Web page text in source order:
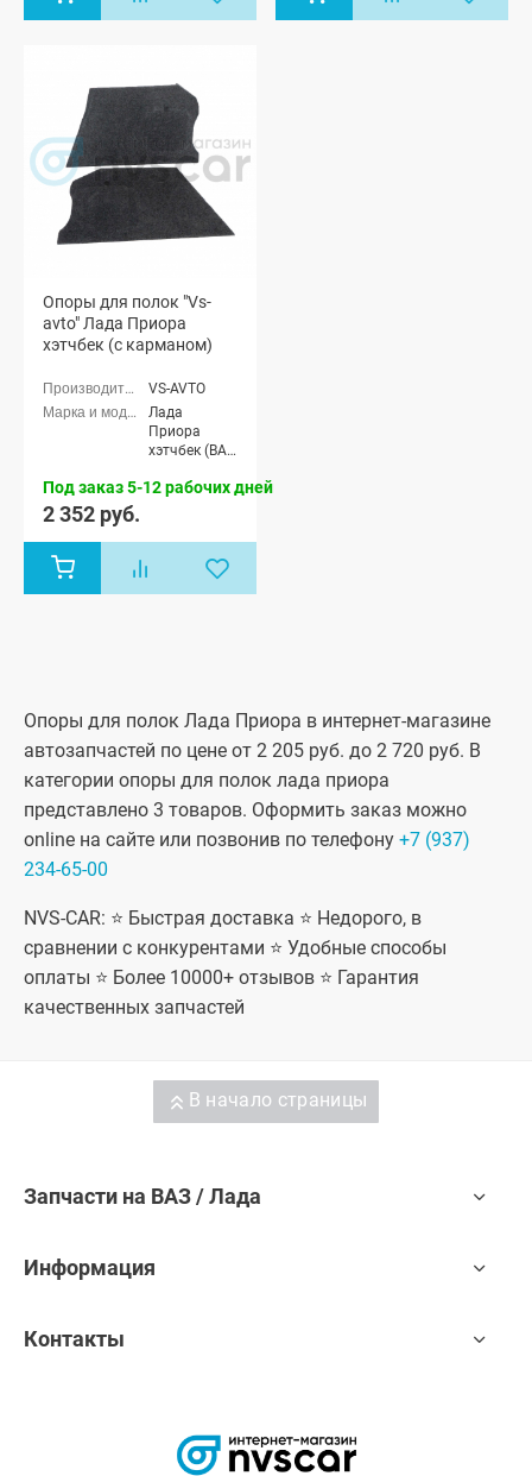
Опоры для полок "Vs-
avto" Лада Приора
хэтчбек (с карманом)
VS-AVTO
Лада
Приора
хэтчбек (ВАЗ
Приора купэ
Приора-2
хэтчбек (ВАЗ
Под заказ 5-12 рабочих дней
2 352 руб.
Опоры для полок Лада Приора в интернет-магазине
автозапчастей по цене от 2 205 руб. до 2 720 руб. В
категории опоры для полок лада приора
представлено 3 товаров. Оформить заказ можно
online на сайте или позвонив по телефону +7 (937)
234-65-00
NVS-CAR: ⭐ Быстрая доставка ⭐ Недорого, в
сравнении с конкурентами ⭐ Удобные способы
оплаты ⭐ Более 10000+ отзывов ⭐ Гарантия
качественных запчастей
В начало страницы
Запчасти на ВАЗ / Лада
Информация
Контакты